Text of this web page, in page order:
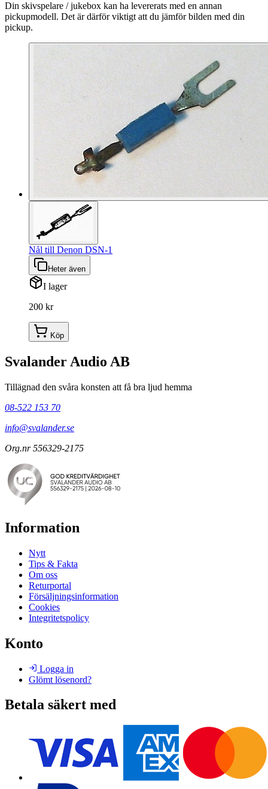
Din skivspelare / jukebox kan ha levererats med en annan
pickupmodell. Det är därför viktigt att du jämför bilden med din
pickup.
Nål till Denon DSN-1
Heter även
I lager
200 kr
Köp
Svalander Audio AB
Tillägnad den svåra konsten att få bra ljud hemma
08-522 153 70
info@svalander.se
Org.nr 556329-2175
Information
Nytt
Tips & Fakta
Om oss
Returportal
Försäljningsinformation
Cookies
Integritetspolicy
Konto
Logga in
Glömt lösenord?
Betala säkert med